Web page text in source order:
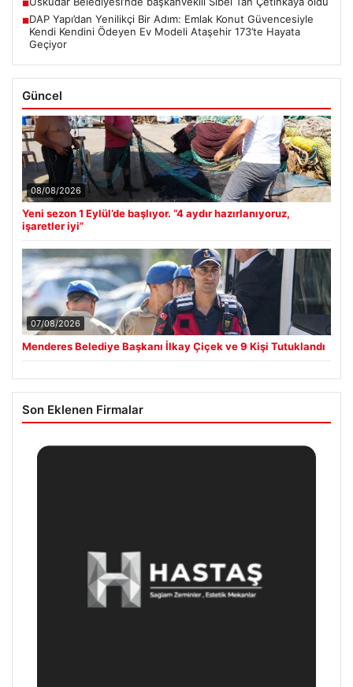
■
■DAP Yapı’dan Yenilikçi Bir Adım: Emlak Konut Güvencesiyle
Kendi Kendini Ödeyen Ev Modeli Ataşehir 173’te Hayata
Geçiyor
Güncel
08/08/2026
Yeni sezon 1 Eylül’de başlıyor. “4 aydır hazırlanıyoruz,
işaretler iyi”
07/08/2026
Menderes Belediye Başkanı İlkay Çiçek ve 9 Kişi Tutuklandı
Son Eklenen Firmalar